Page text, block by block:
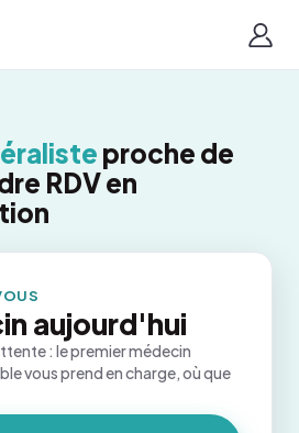
proche de
RDV en
aujourd'hui
: le premier médecin
vous prend en charge, où que